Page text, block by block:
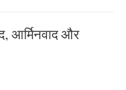
आर्मिनवाद और